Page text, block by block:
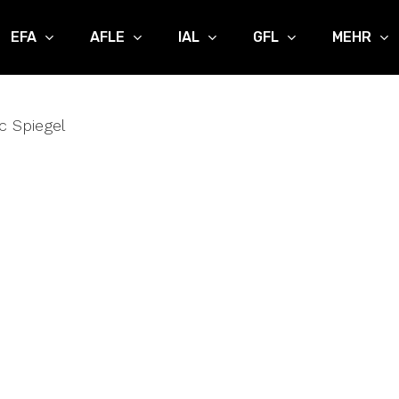
EFA AFLE IAL GFL MEHR
Spiegel